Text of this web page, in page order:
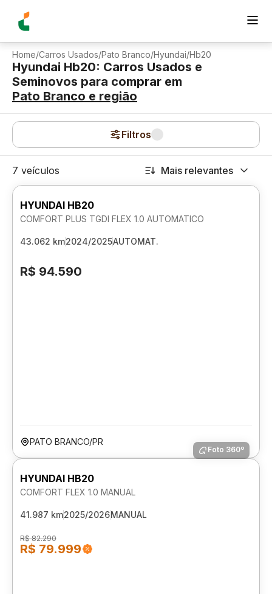
Home/Carros Usados/Pato Branco/Hyundai/Hb20
Hyundai Hb20: Carros Usados e
Seminovos para comprar em
Pato Branco e região
Filtros
7 veículos Mais relevantes
HYUNDAI HB20
COMFORT PLUS TGDI FLEX 1.0 AUTOMATICO
43.062 km2024/2025AUTOMAT.
R$ 94.590
PATO BRANCO/PR
Foto 360º
HYUNDAI HB20
COMFORT FLEX 1.0 MANUAL
41.987 km2025/2026MANUAL
R$ 82.290
R$ 79.999